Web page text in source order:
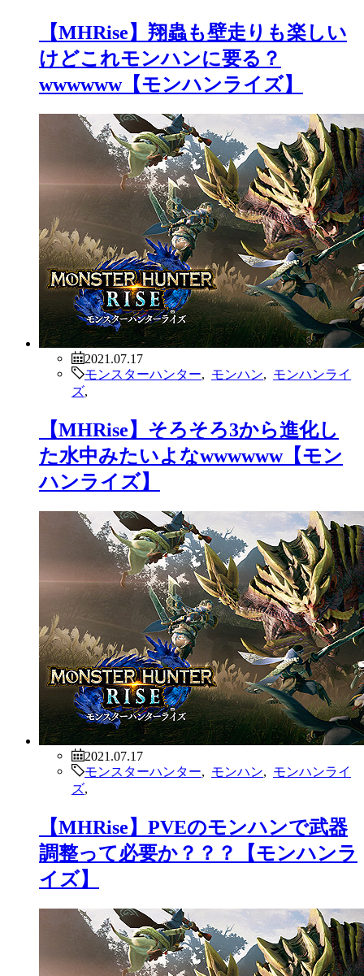
【MHRise】翔蟲も壁走りも楽しい
けどこれモンハンに要る？
wwwwww【モンハンライズ】
2021.07.17
モンスターハンター
モンハン
モンハンライ
ズ
【MHRise】そろそろ3から進化し
た水中みたいよなwwwwww【モン
ハンライズ】
2021.07.17
モンスターハンター
モンハン
モンハンライ
ズ
【MHRise】PVEのモンハンで武器
調整って必要か？？？【モンハンラ
イズ】